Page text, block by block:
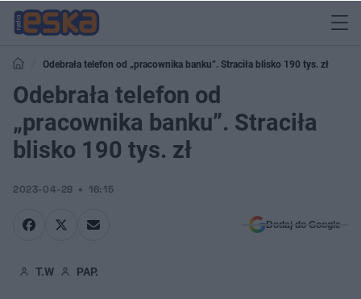
Odebrała telefon od „pracownika banku”. Straciła blisko 190 tys. zł
Odebrała telefon od
„pracownika banku”. Straciła
blisko 190 tys. zł
2023-04-28 16:15
Dodaj do Google
T.W PAP.